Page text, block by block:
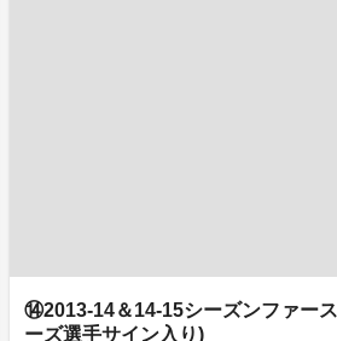
⑭2013-14＆14-15シーズンファー
ーズ選手サイン入り)